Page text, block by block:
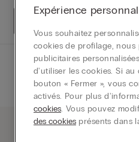
Carte
Expérience
Vous souhaitez
cookies de profilage,
publicitaires
d'utiliser les cookies. Si
bouton « Fermer », vous
activés. Pour plus
cookies. Vous pouvez
des cookies présents dans